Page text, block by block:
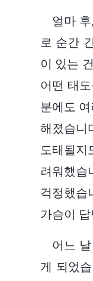
얼마
로 순간
이 있는
어떤 태
분에도
해졌습니
도태될지
려워했습
걱정했습
가슴이
어느
게 되었